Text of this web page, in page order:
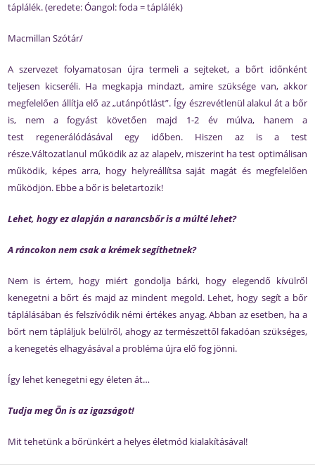
táplálék. (eredete: Óangol: foda = táplálék)
Macmillan Szótár/
A szervezet folyamatosan újra termeli a sejteket, a bőrt időnként
teljesen kicseréli. Ha megkapja mindazt, amire szüksége van, akkor
megfelelően állítja elő az „utánpótlást”. Így észrevétlenül alakul át a bőr
is, nem a fogyást követően majd 1-2 év múlva, hanem a
test regenerálódásával egy időben. Hiszen az is a test
része.Változatlanul működik az az alapelv, miszerint ha test optimálisan
működik, képes arra, hogy helyreállítsa saját magát és megfelelően
működjön. Ebbe a bőr is beletartozik!
Lehet, hogy ez alapján a narancsbőr is a múlté lehet?
A ráncokon nem csak a krémek segíthetnek?
Nem is értem, hogy miért gondolja bárki, hogy elegendő kívülről
kenegetni a bőrt és majd az mindent megold. Lehet, hogy segít a bőr
táplálásában és felszívódik némi értékes anyag. Abban az esetben, ha a
bőrt nem tápláljuk belülről, ahogy az természettől fakadóan szükséges,
a kenegetés elhagyásával a probléma újra elő fog jönni.
Így lehet kenegetni egy életen át…
Tudja meg Ön is az igazságot!
Mit tehetünk a bőrünkért a helyes életmód kialakításával!